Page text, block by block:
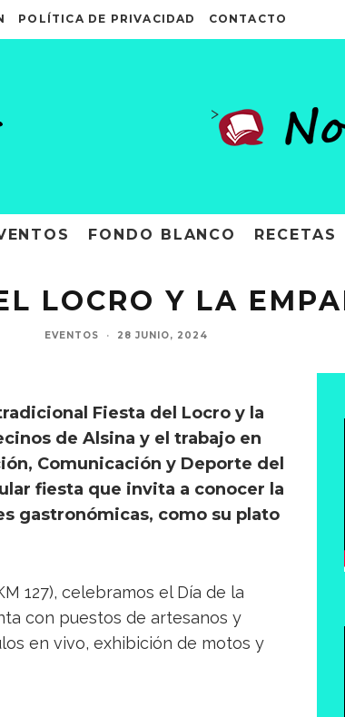
POLÍTICA DE PRIVACIDAD CONTACTO
>
FONDO BLANCO RECETAS
LOCRO Y LA
EVENTOS · 28 JUNIO, 2024
Fiesta del Locro y la
de Alsina y el trabajo en
Comunicación y Deporte del
fiesta que invita a conocer la
gastronómicas, como su plato
127), celebramos el Día de la
con puestos de artesanos y
en vivo, exhibición de motos y